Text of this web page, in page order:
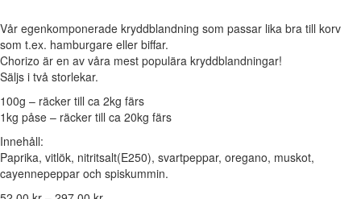
Vår egenkomponerade kryddblandning som passar lika bra till korv
som t.ex. hamburgare eller biffar.
Chorizo är en av våra mest populära kryddblandningar!
Säljs i två storlekar.
100g – räcker till ca 2kg färs
1kg påse – räcker till ca 20kg färs
Innehåll:
Paprika, vitlök, nitritsalt(E250), svartpeppar, oregano, muskot,
cayennepeppar och spiskummin.